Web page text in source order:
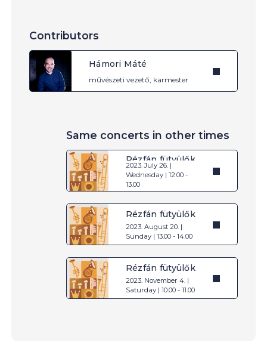
Contributors
Hámori Máté
művészeti vezető, karmester
Same concerts in other times
Rézfán fütyülők
2023. July 26. |
Wednesday | 12.00 -
13.00
Rézfán fütyülők
2023. August 20. |
Sunday | 13.00 - 14.00
Rézfán fütyülők
2023. November 4. |
Saturday | 10.00 - 11.00